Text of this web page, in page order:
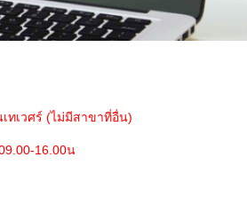
ทเวศร์ (ไม่มีสาขาที่อื่น)
16.00น